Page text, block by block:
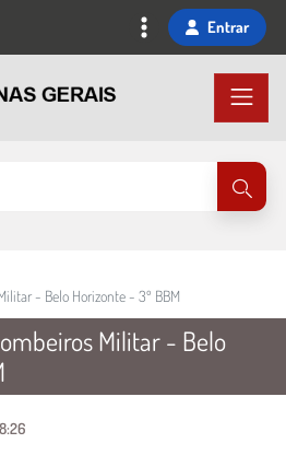
Entrar
- Belo Horizonte - 3º BBM
Militar - Belo